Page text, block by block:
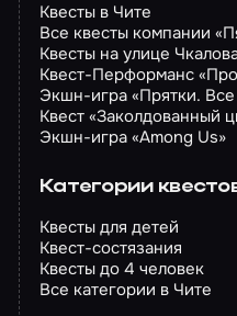
Квесты в Чите
Все квесты компании
Квесты на улице
Квест-Перформанс
Экшн-игра «Прятки.
Квест «Заколдованный
Экшн-игра «Among Us»
Категории
Квесты для детей
Квест-состязания
Квесты до 4 человек
Все категории в Чите